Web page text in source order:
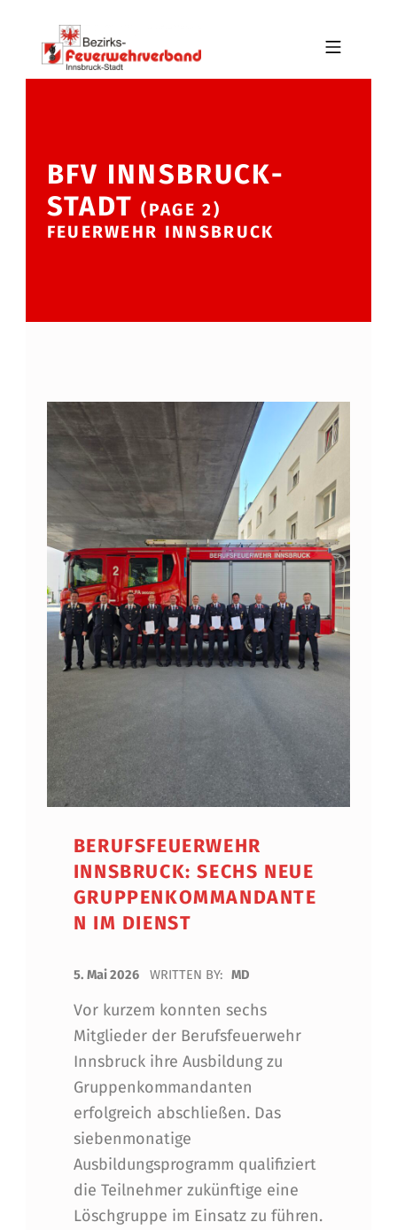
Skip to main navigation
Skip to main content
Skip to footer
BFV INNSBRUCK-STADT
BFV INNSBRUCK-
STADT(PAGE 2)
—
FEUERWEHR INNSBRUCK
BERUFSFEUERWEHR
INNSBRUCK: SECHS NEUE
GRUPPENKOMMANDANTE
N IM DIENST
5. Mai 2026 WRITTEN BY: MD
Vor kurzem konnten sechs
Mitglieder der Berufsfeuerwehr
Innsbruck ihre Ausbildung zu
Gruppenkommandanten
erfolgreich abschließen. Das
siebenmonatige
Ausbildungsprogramm qualifiziert
die Teilnehmer zukünftige eine
Löschgruppe im Einsatz zu führen.